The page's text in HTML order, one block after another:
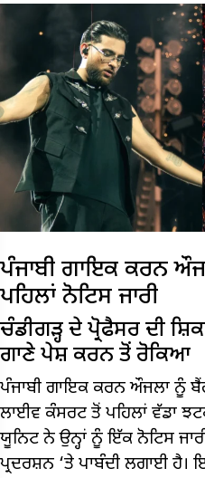
ਪੰਜਾਬੀ ਗਾਇਕ ਕਰਨ
ਪਹਿਲਾਂ ਨੋਟਿਸ ਜਾਰੀ
ਚੰਡੀਗੜ੍ਹ ਦੇ ਪ੍ਰੋਫੈਸਰ ਦੀ
ਗਾਣੇ ਪੇਸ਼ ਕਰਨ ਤੋਂ ਰੋਕਿਆ
ਪੰਜਾਬੀ ਗਾਇਕ ਕਰਨ ਔਜਲਾ ਨੂੰ
ਲਾਈਵ ਕੰਸਰਟ ਤੋਂ ਪਹਿਲਾਂ ਵੱਡਾ
ਯੂਨਿਟ ਨੇ ਉਨ੍ਹਾਂ ਨੂੰ ਇੱਕ ਨੋਟਿਸ
ਪ੍ਰਦਰਸ਼ਨ ‘ਤੇ ਪਾਬੰਦੀ ਲਗਾਈ ਹੈ।